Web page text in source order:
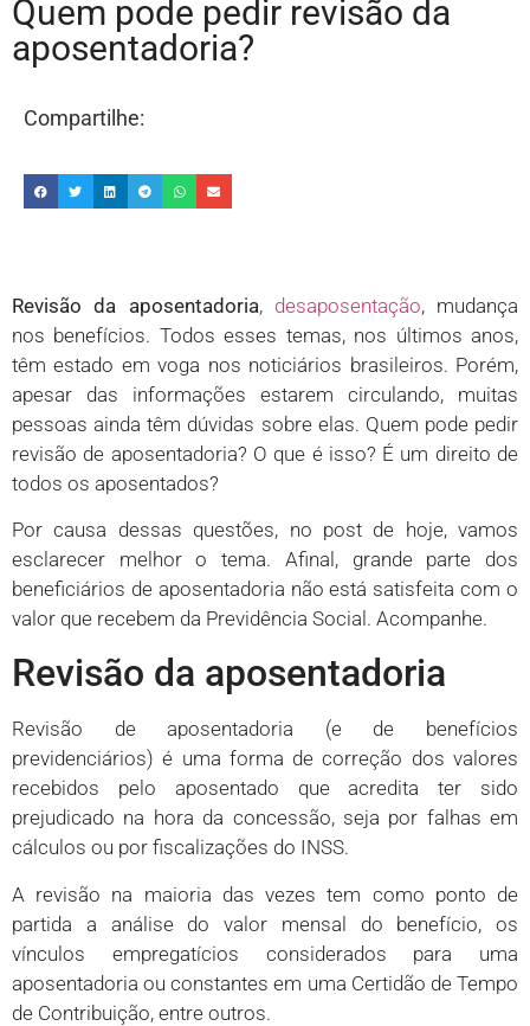
Quem pode pedir revisão da
aposentadoria?
Compartilhe:
Revisão da aposentadoria, desaposentação, mudança
nos benefícios. Todos esses temas, nos últimos anos,
têm estado em voga nos noticiários brasileiros. Porém,
apesar das informações estarem circulando, muitas
pessoas ainda têm dúvidas sobre elas. Quem pode pedir
revisão de aposentadoria? O que é isso? É um direito de
todos os aposentados?
Por causa dessas questões, no post de hoje, vamos
esclarecer melhor o tema. Afinal, grande parte dos
beneficiários de aposentadoria não está satisfeita com o
valor que recebem da Previdência Social. Acompanhe.
Revisão da aposentadoria
Revisão de aposentadoria (e de benefícios
previdenciários) é uma forma de correção dos valores
recebidos pelo aposentado que acredita ter sido
prejudicado na hora da concessão, seja por falhas em
cálculos ou por fiscalizações do INSS.
A revisão na maioria das vezes tem como ponto de
partida a análise do valor mensal do benefício, os
vínculos empregatícios considerados para uma
aposentadoria ou constantes em uma Certidão de Tempo
de Contribuição, entre outros.